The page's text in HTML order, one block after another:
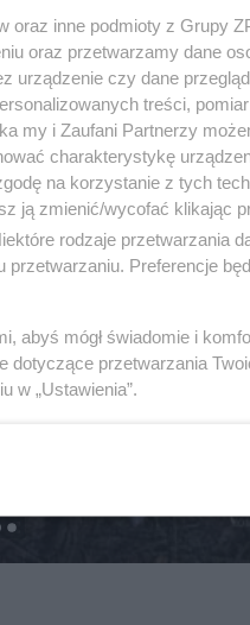
oraz inne podmioty z Grupy
oraz przetwarzamy dane
urządzenie czy dane
treści,
my i Zaufani Partnerzy
charakterystykę
na korzystanie z tych
ją zmienić/wycofać klikając
rodzaje przetwarzania
Preferencje
abyś mógł świadomie i
dotyczące przetwarzania
w „Ustawienia”.